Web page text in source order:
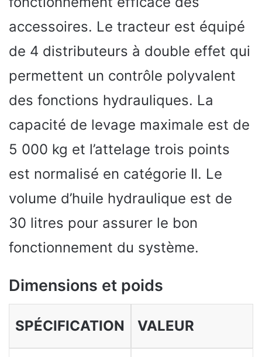
accessoires. Le tracteur est équipé
de 4 distributeurs à double effet qui
permettent un contrôle polyvalent
des fonctions hydrauliques. La
capacité de levage maximale est de
5 000 kg et l’attelage trois points
est normalisé en catégorie II. Le
volume d’huile hydraulique est de
30 litres pour assurer le bon
fonctionnement du système.
Dimensions et poids
SPÉCIFICATION VALEUR